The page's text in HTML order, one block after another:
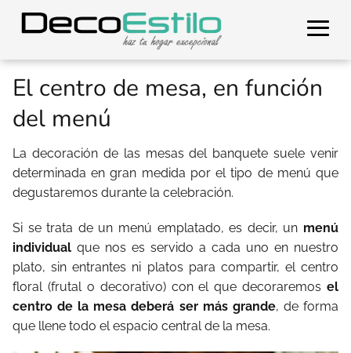
El centro de mesa, en función
del menú
La decoración de las mesas del banquete suele venir
determinada en gran medida por el tipo de menú que
degustaremos durante la celebración.
Si se trata de un menú emplatado, es decir, un menú
individual que nos es servido a cada uno en nuestro
plato, sin entrantes ni platos para compartir, el centro
floral (frutal o decorativo) con el que decoraremos el
centro de la mesa deberá ser más grande, de forma
que llene todo el espacio central de la mesa.